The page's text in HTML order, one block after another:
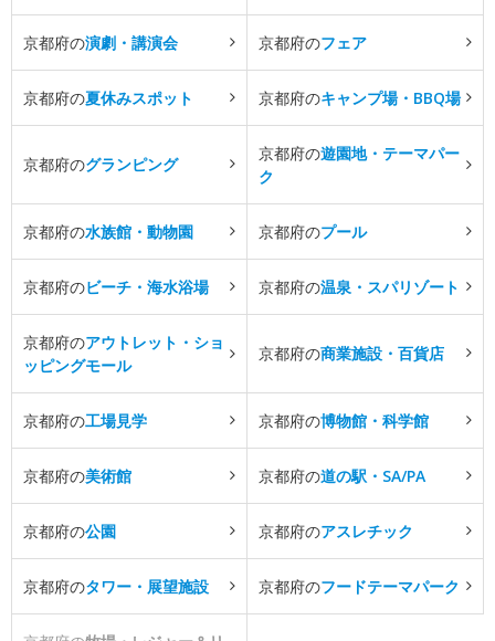
京都府の演劇・講演会 京都府のフェア
京都府の夏休みスポット 京都府のキャンプ場・BBQ場
京都府のグランピング
京都府の遊園地・テーマパー
ク
京都府の水族館・動物園 京都府のプール
京都府のビーチ・海水浴場 京都府の温泉・スパリゾート
京都府のアウトレット・ショ
ッピングモール
京都府の商業施設・百貨店
京都府の工場見学 京都府の博物館・科学館
京都府の美術館 京都府の道の駅・SA/PA
京都府の公園 京都府のアスレチック
京都府のタワー・展望施設 京都府のフードテーマパーク